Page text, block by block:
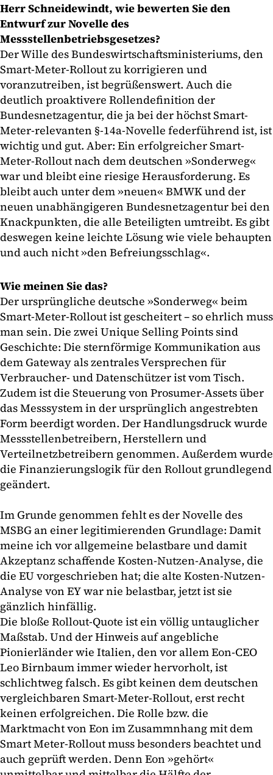
Herr Schneidewindt, wie bewerten Sie den
Entwurf zur Novelle des
Messstellenbetriebsgesetzes?
Der Wille des Bundeswirtschaftsministeriums, den
Smart-Meter-Rollout zu korrigieren und
voranzutreiben, ist begrüßenswert. Auch die
deutlich proaktivere Rollendefinition der
Bundesnetzagentur, die ja bei der höchst Smart-
Meter-relevanten §-14a-Novelle federführend ist, ist
wichtig und gut. Aber: Ein erfolgreicher Smart-
Meter-Rollout nach dem deutschen »Sonderweg«
war und bleibt eine riesige Herausforderung. Es
bleibt auch unter dem »neuen« BMWK und der
neuen unabhängigeren Bundesnetzagentur bei den
Knackpunkten, die alle Beteiligten umtreibt. Es gibt
deswegen keine leichte Lösung wie viele behaupten
und auch nicht »den Befreiungsschlag«.
Wie meinen Sie das?
Der ursprüngliche deutsche »Sonderweg« beim
Smart-Meter-Rollout ist gescheitert – so ehrlich muss
man sein. Die zwei Unique Selling Points sind
Geschichte: Die sternförmige Kommunikation aus
dem Gateway als zentrales Versprechen für
Verbraucher- und Datenschützer ist vom Tisch.
Zudem ist die Steuerung von Prosumer-Assets über
das Messsystem in der ursprünglich angestrebten
Form beerdigt worden. Der Handlungsdruck wurde
Messstellenbetreibern, Herstellern und
Verteilnetzbetreibern genommen. Außerdem wurde
die Finanzierungslogik für den Rollout grundlegend
geändert.
Im Grunde genommen fehlt es der Novelle des
MSBG an einer legitimierenden Grundlage: Damit
meine ich vor allgemeine belastbare und damit
Akzeptanz schaffende Kosten-Nutzen-Analyse, die
die EU vorgeschrieben hat; die alte Kosten-Nutzen-
Analyse von EY war nie belastbar, jetzt ist sie
gänzlich hinfällig.
Die bloße Rollout-Quote ist ein völlig untauglicher
Maßstab. Und der Hinweis auf angebliche
Pionierländer wie Italien, den vor allem Eon-CEO
Leo Birnbaum immer wieder hervorholt, ist
schlichtweg falsch. Es gibt keinen dem deutschen
vergleichbaren Smart-Meter-Rollout, erst recht
keinen erfolgreichen. Die Rolle bzw. die
Marktmacht von Eon im Zusammnhang mit dem
Smart Meter-Rollout muss besonders beachtet und
auch geprüft werden. Denn Eon »gehört«